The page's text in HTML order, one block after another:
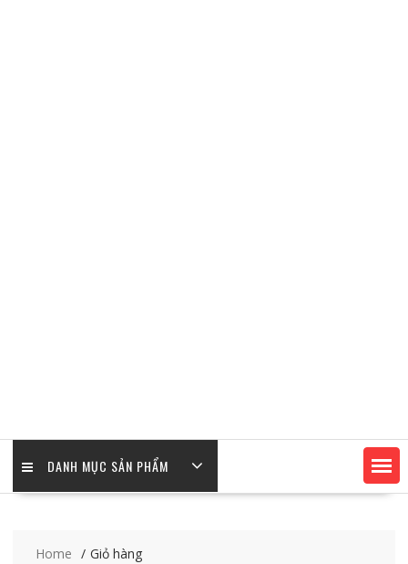
DANH MỤC SẢN PHẨM
Home Giỏ hàng